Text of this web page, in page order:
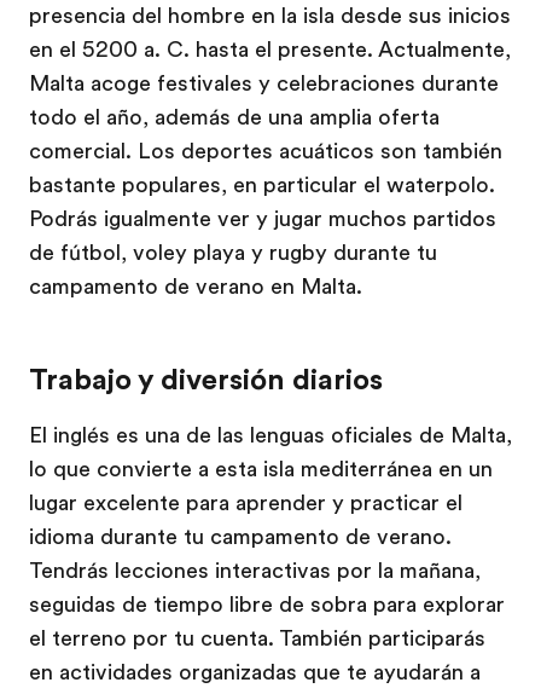
presencia del hombre en la isla desde sus inicios
en el 5200 a. C. hasta el presente. Actualmente,
Malta acoge festivales y celebraciones durante
todo el año, además de una amplia oferta
comercial. Los deportes acuáticos son también
bastante populares, en particular el waterpolo.
Podrás igualmente ver y jugar muchos partidos
de fútbol, voley playa y rugby durante tu
campamento de verano en Malta.
Trabajo y diversión diarios
El inglés es una de las lenguas oficiales de Malta,
lo que convierte a esta isla mediterránea en un
lugar excelente para aprender y practicar el
idioma durante tu campamento de verano.
Tendrás lecciones interactivas por la mañana,
seguidas de tiempo libre de sobra para explorar
el terreno por tu cuenta. También participarás
en actividades organizadas que te ayudarán a